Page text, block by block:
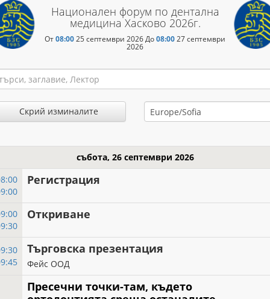
Национален форум по дентална
медицина Хасково 2026г.
От08:0025 септември 2026До08:0027 септември
2026
Скрий изминалите
събота, 26 септември 2026
Регистрация
Откриване
Търговска презентация
Фейс ООД
Пресечни точки-там, където